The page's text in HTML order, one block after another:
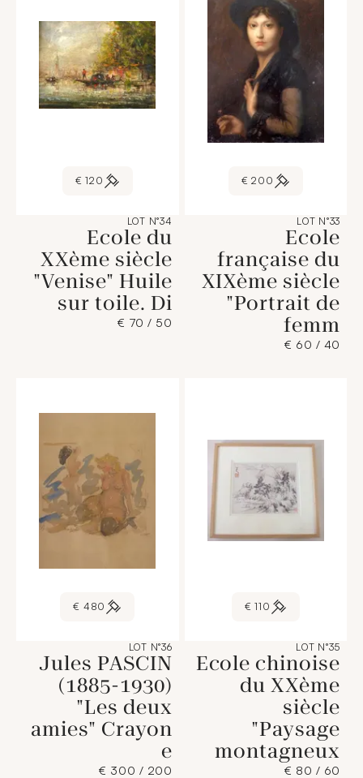
200 €
LOT N°33
Ecole
française du
XIXème siècle
"Portrait de
femm
40 / 60 €
120 €
LOT N°34
Ecole du
XXème siècle
"Venise" Huile
sur toile. Di
50 / 70 €
110 €
LOT N°35
Ecole chinoise
du XXème
siècle
"Paysage
montagneux
60 / 80 €
480 €
LOT N°36
Jules PASCIN
(1885-1930)
"Les deux
amies" Crayon
e
200 / 300 €